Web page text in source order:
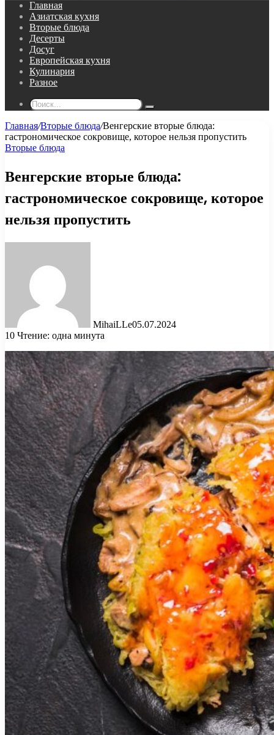
Главная
Азиатская кухня
Вторые блюда
Десерты
Досуг
Европейская кухня
Кулинария
Разное
Поиск...
Главная/Вторые блюда/Венгерские вторые блюда:
гастрономическое сокровище, которое нельзя пропустить
Вторые блюда
Венгерские вторые блюда:
гастрономическое сокровище, которое
нельзя пропустить
MihaiLLe05.07.2024
10 Чтение: одна минута